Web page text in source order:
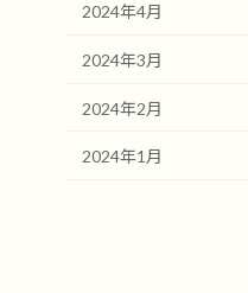
2024年4月
2024年3月
2024年2月
2024年1月